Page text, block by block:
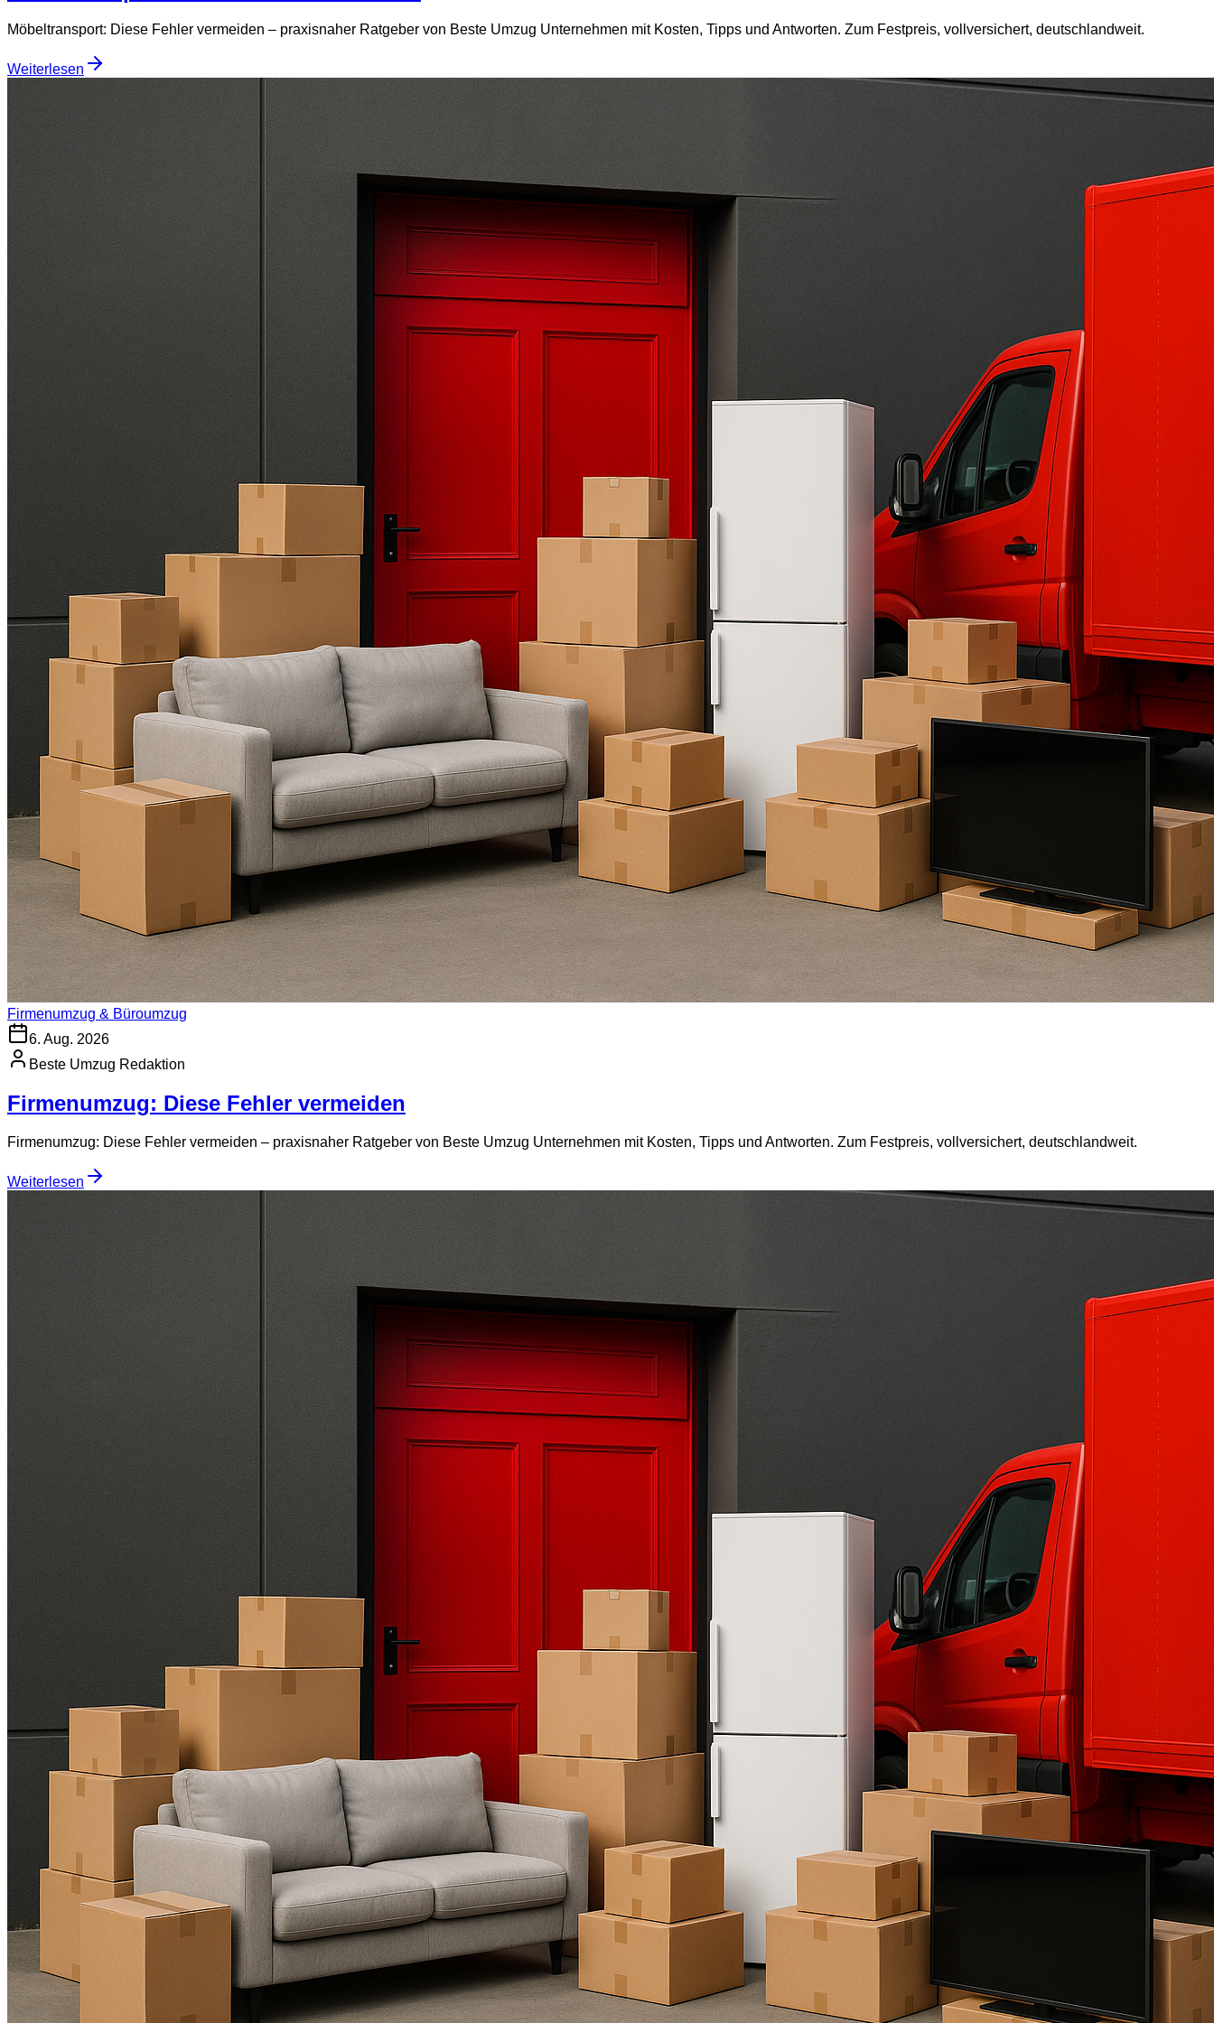
Möbeltransport: Diese Fehler vermeiden – praxisnaher Ratgeber von Beste Umzug Unternehmen mit Kosten, Tipps und Antworten. Zum Festpreis, vollversichert, deutschlandweit.
Weiterlesen
Firmenumzug & Büroumzug
6. Aug. 2026
Beste Umzug Redaktion
Firmenumzug: Diese Fehler vermeiden
Firmenumzug: Diese Fehler vermeiden – praxisnaher Ratgeber von Beste Umzug Unternehmen mit Kosten, Tipps und Antworten. Zum Festpreis, vollversichert, deutschlandweit.
Weiterlesen